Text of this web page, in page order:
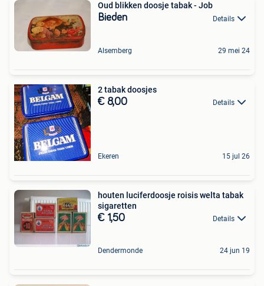
Oud blikken doosje tabak - Job
Bieden Details
Alsemberg 29 mei 24
2 tabak doosjes
€ 8,00 Details
Ekeren 15 jul 26
houten luciferdoosje roisis welta tabak
sigaretten
€ 1,50 Details
Dendermonde 24 jun 19